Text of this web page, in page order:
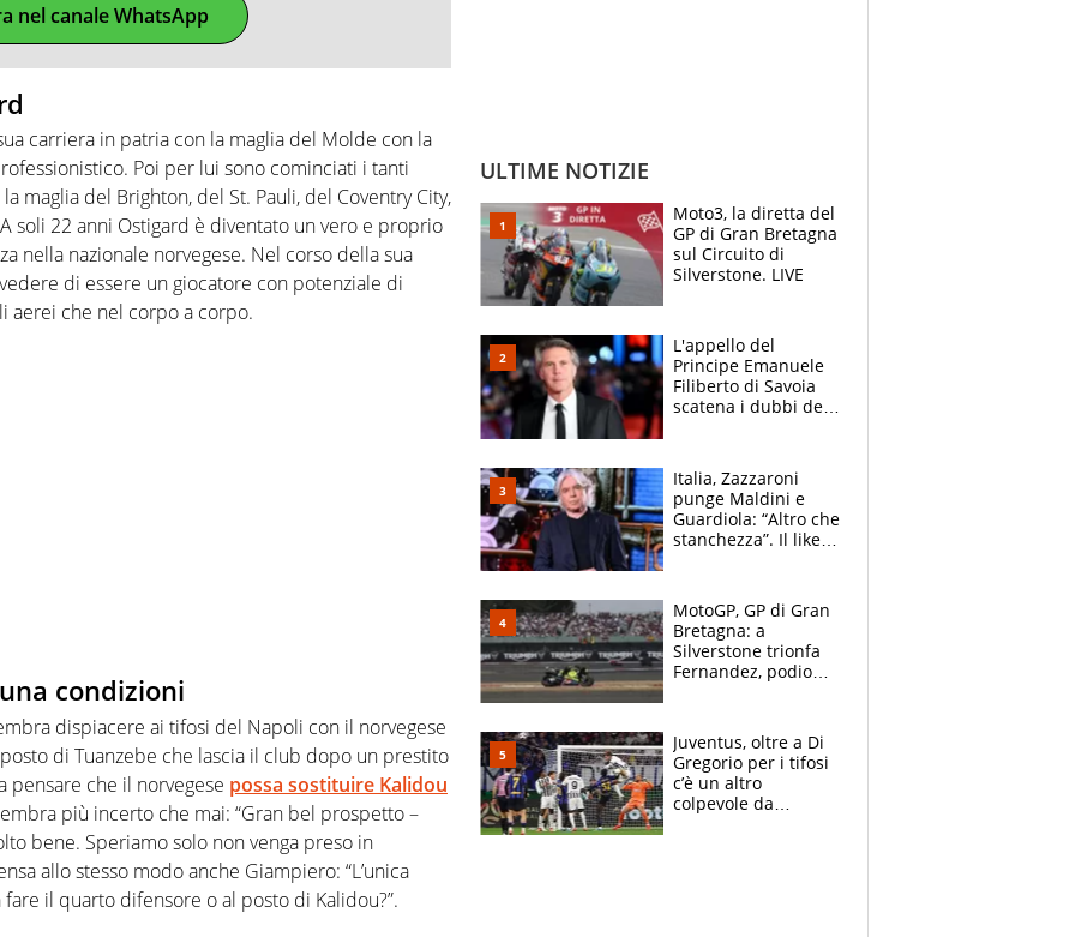
nel canale WhatsApp
carriera in patria con la maglia del Molde con la
Poi per lui sono cominciati i tanti
maglia del Brighton, del St. Pauli, del Coventry City,
soli 22 anni Ostigard è diventato un vero e proprio
nella nazionale norvegese. Nel corso della sua
di essere un giocatore con potenziale di
aerei che nel corpo a corpo.
condizioni
dispiacere ai tifosi del Napoli con il norvegese
di Tuanzebe che lascia il club dopo un prestito
pensare che il norvegese possa sostituire Kalidou
più incerto che mai: “Gran bel prospetto –
bene. Speriamo solo non venga preso in
allo stesso modo anche Giampiero: “L’unica
il quarto difensore o al posto di Kalidou?”.
ULTIME NOTIZIE
Moto3, la diretta del
GP di Gran Bretagna
sul Circuito di
Silverstone. LIVE
L'appello del
Principe Emanuele
Filiberto di Savoia
scatena i dubbi dei
Italia, Zazzaroni
punge Maldini e
Guardiola: “Altro che
stanchezza”. Il like
MotoGP, GP di Gran
Bretagna: a
Silverstone trionfa
Fernandez, podio
ed eroico
Juventus, oltre a Di
Gregorio per i tifosi
c’è un altro
colpevole da